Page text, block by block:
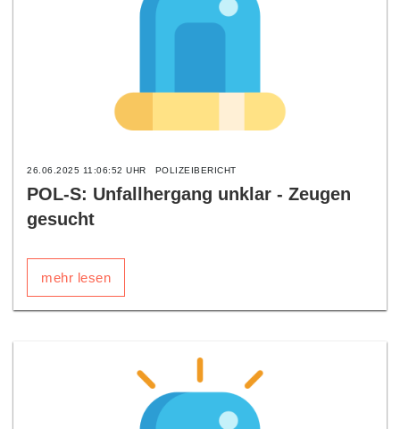
26.06.2025 11:06:52 UHR POLIZEIBERICHT
POL-S: Unfallhergang unklar - Zeugen
gesucht
mehr lesen